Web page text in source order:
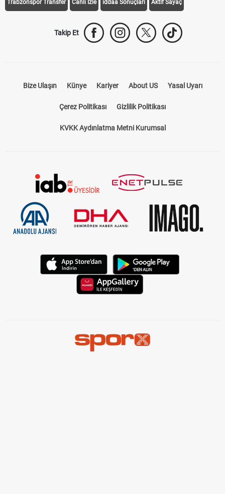
Trabzonspor Transfer Canlı İzle iddaa Sonuçları Aktif Sayaç
Takip Et
Bize Ulaşın Künye Kariyer About US Yasal Uyarı
Çerez Politikası Gizlilik Politikası
KVKK Aydınlatma Metni Kurumsal